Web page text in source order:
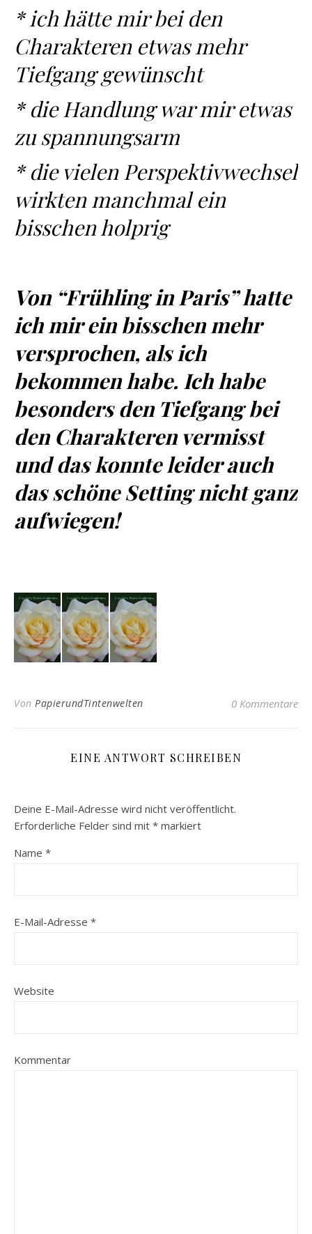
* ich hätte mir bei den
Charakteren etwas mehr
Tiefgang gewünscht
* die Handlung war mir etwas
zu spannungsarm
* die vielen Perspektivwechsel
wirkten manchmal ein
bisschen holprig
Von “Frühling in Paris” hatte
ich mir ein bisschen mehr
versprochen, als ich
bekommen habe. Ich habe
besonders den Tiefgang bei
den Charakteren vermisst
und das konnte leider auch
das schöne Setting nicht ganz
aufwiegen!
Von PapierundTintenwelten 0 Kommentare
EINE ANTWORT SCHREIBEN
Deine E-Mail-Adresse wird nicht veröffentlicht.
Erforderliche Felder sind mit * markiert
Name *
E-Mail-Adresse *
Website
Kommentar